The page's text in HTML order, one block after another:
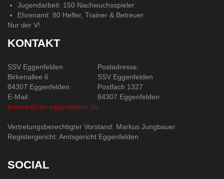
Jugendarbeit: 150 Nachwuchsspieler
Ehrenamt: 80 Helfer, Trainer & Betreuer
Nur der V!
KONTAKT
SSV Eggenfelden
Birkenallee 6
84307 Eggenfelden
E-Mail:
presse@ssv-eggenfelden.de
Postadresse:
SSV Eggenfelden
Postfach 1327
84307 Eggenfelden
Vertretungsberechtigter Vorstand: Markus Jungbauer
Registergericht: Amtsgericht Eggenfelden
SOCIAL